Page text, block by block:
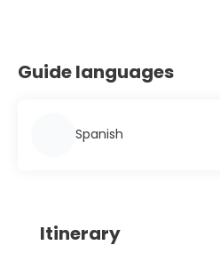
Guide languages
Spanish
Itinerary